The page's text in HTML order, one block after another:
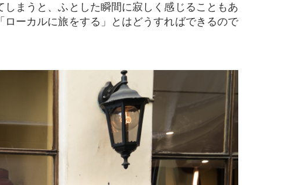
まうと、ふとした瞬間に寂しく感じることもあ
ーカルに旅をする」とはどうすればできるので